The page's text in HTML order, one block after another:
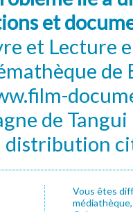
et
et Lecture
de
de
distribution
Vous êtes